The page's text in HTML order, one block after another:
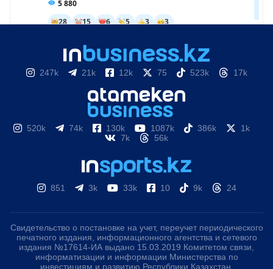
247k 21k 12k 75 523k 17k
520k 74k 130k 1087k 386k
1k
7k
56k
851 3k 33k 10 9k 24
Свидетельство о постановке на учет, переучет периодического
печатного издания, информационного агентства и сетевого
издания №17614-ИА выдано 15.03.2019 Комитетом связи,
информатизации и информации Министерства по
инвестициям и развитию Республики Казахстан.